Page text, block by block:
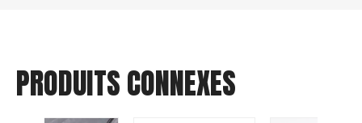
PRODUITS CONNEXES